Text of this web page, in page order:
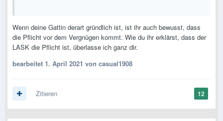
Wenn deine Gattin derart gründlich ist, ist ihr auch bewusst, dass
die Pflicht vor dem Vergnügen kommt. Wie du ihr erklärst, dass der
LASK die Pflicht ist, überlasse ich ganz dir.
bearbeitet 1. April 2021 von casual1908
12
Zitieren